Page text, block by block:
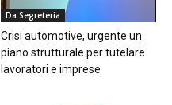
Da Segreteria
Crisi automotive, urgente un
piano strutturale per tutelare
lavoratori e imprese